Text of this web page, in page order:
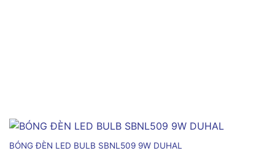
BÓNG ĐÈN LED BULB SBNL509 9W DUHAL